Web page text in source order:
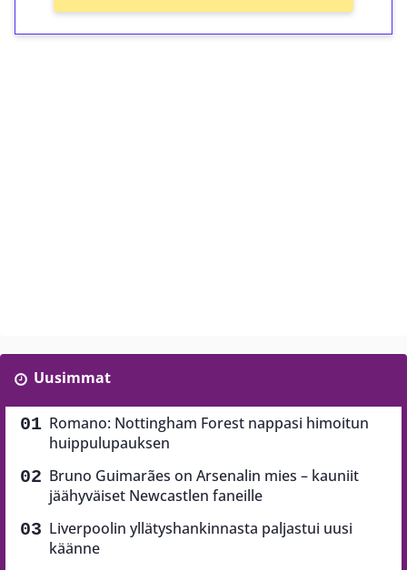
Uusimmat
Romano: Nottingham Forest nappasi himoitun
huippulupauksen
Bruno Guimarães on Arsenalin mies – kauniit
jäähyväiset Newcastlen faneille
Liverpoolin yllätyshankinnasta paljastui uusi
käänne